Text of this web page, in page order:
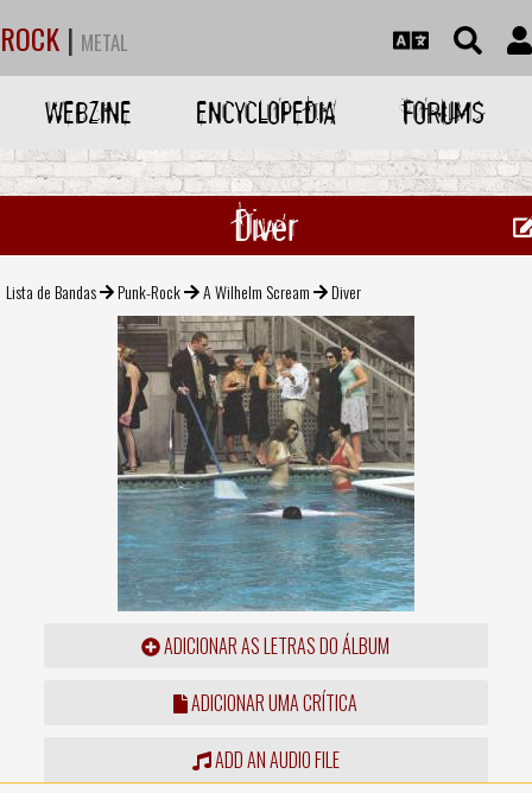
ROCK | METAL
WEBZINE ENCYCLOPEDIA FORUMS
Diver
Lista de Bandas Punk-Rock A Wilhelm Scream Diver
ADICIONAR AS LETRAS DO ÁLBUM
ADICIONAR UMA CRÍTICA
ADD AN AUDIO FILE